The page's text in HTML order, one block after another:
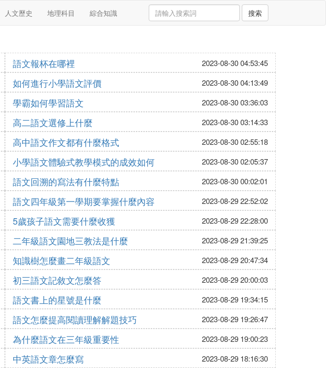
人文歷史 地理科目 綜合知識 搜索
語文報杯在哪裡 2023-08-30 04:53:45
如何進行小學語文評價 2023-08-30 04:13:49
學霸如何學習語文 2023-08-30 03:36:03
高二語文選修上什麼 2023-08-30 03:14:33
高中語文作文都有什麼格式 2023-08-30 02:55:18
小學語文體驗式教學模式的成效如何 2023-08-30 02:05:37
語文回溯的寫法有什麼特點 2023-08-30 00:02:01
語文四年級第一學期要掌握什麼內容 2023-08-29 22:52:02
5歲孩子語文需要什麼收獲 2023-08-29 22:28:00
二年級語文園地三教法是什麼 2023-08-29 21:39:25
知識樹怎麼畫二年級語文 2023-08-29 20:47:34
初三語文記敘文怎麼答 2023-08-29 20:00:03
語文書上的星號是什麼 2023-08-29 19:34:15
語文怎麼提高閱讀理解解題技巧 2023-08-29 19:26:47
為什麼語文在三年級重要性 2023-08-29 19:00:23
中英語文章怎麼寫 2023-08-29 18:16:30